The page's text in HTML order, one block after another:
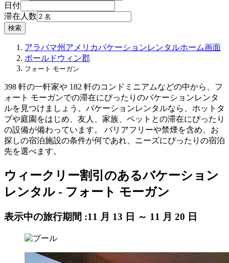
日付
滞在人数
検索
アラバマ州 アメリカバケーションレンタルホーム画面
ボールドウィン郡
フォート モーガン
398 軒の一軒家や 182 軒のコンドミニアムなどの中から、フ
ォート モーガンでの滞在にぴったりのバケーションレンタ
ルを見つけましょう。バケーションレンタルなら、ホットタ
ブや庭園をはじめ、友人、家族、ペットとの滞在にぴったり
の設備が備わっています。 バリアフリーや禁煙を含め、お
探しの宿泊施設の条件が何であれ、ニーズにぴったりの宿泊
先を選べます。
ウィークリー割引のあるバケーション
レンタル - フォート モーガン
表示中の旅行期間 :11 月 13 日 ～ 11 月 20 日